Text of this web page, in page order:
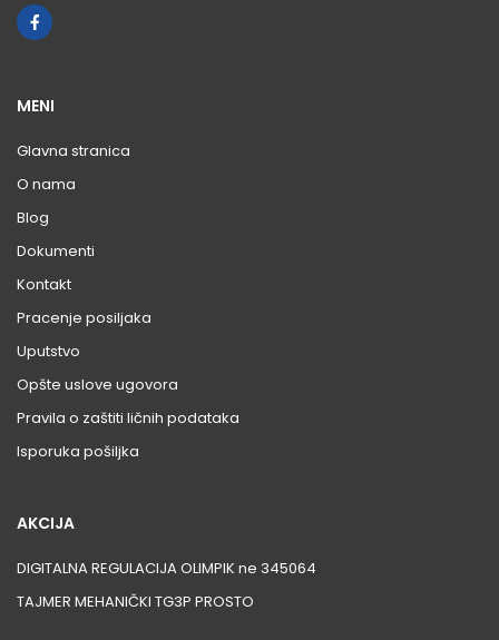
MENI
Glavna stranica
O nama
Blog
Dokumenti
Kontakt
Pracenje posiljaka
Uputstvo
Opšte uslove ugovora
Pravila o zaštiti ličnih podataka
Isporuka pošiljka
AKCIJA
DIGITALNA REGULACIJA OLIMPIK ne 345064
TAJMER MEHANIČKI TG3P PROSTO